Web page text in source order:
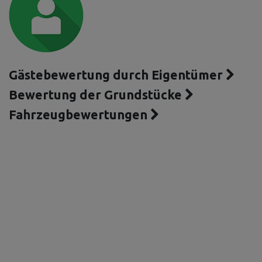
Gästebewertung durch Eigentümer
Bewertung der Grundstücke
Fahrzeugbewertungen